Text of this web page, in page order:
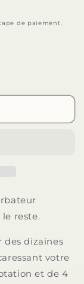
de paiement.
reste.
dizaines
votre
et de 4